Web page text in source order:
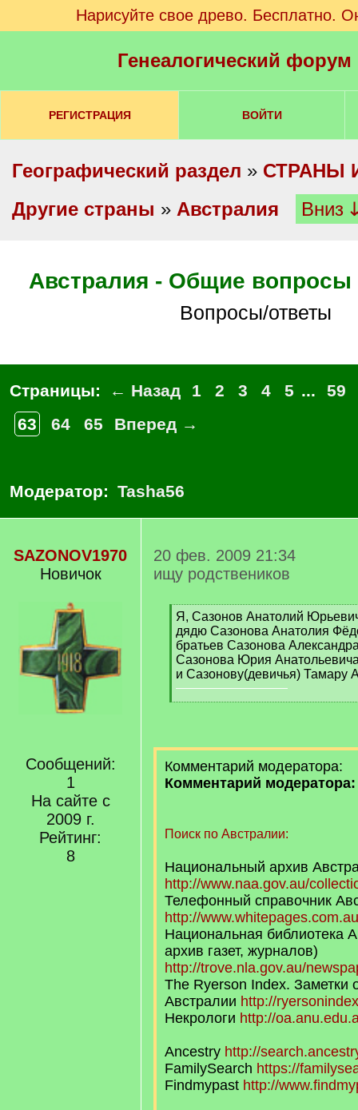
Нарисуйте свое древо. Бесплатно.
Генеалогический
РЕГИСТРАЦИЯ ВОЙТИ
Географический раздел » СТРАНЫ
Другие страны » Австралия Вниз
Австралия - Общие вопросы
Вопросы/ответы
Страницы: ← Назад 1 2 3 4 5 ...
59
63
64 65 Вперед →
Модератор: Tasha56
SAZONOV1970
Новичок
Сообщений:
1
На сайте с
2009 г.
Рейтинг:
8
20 фев. 2009 21:34
ищу родствеников
[
q
]
Я, Сазонов Анатолий
дядю Сазонова Анатолия
братьев Сазонова
Сазонова Юрия
и Сазонову(девичья) Тамару
[
]
Комментарий модератора:
Комментарий модератора:
Поиск по Австралии:
Национальный архив
http://www.naa.gov.au/
Телефонный справочник
http://
Национальная библиотека
архив газет, журналов)
http://trove.nla.gov.au/
The Ryerson Index. Заметки
Австралии http://
Некрологи http://
Аncestry http://
FamilySearch https://
Findmypast http://